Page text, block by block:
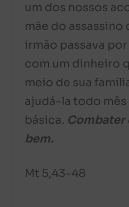
um dos nossos
mãe do
irmão passava
com um dinheiro
meio de sua
ajudá-la todo
básica. Combater
bem.
Mt 5,43-48